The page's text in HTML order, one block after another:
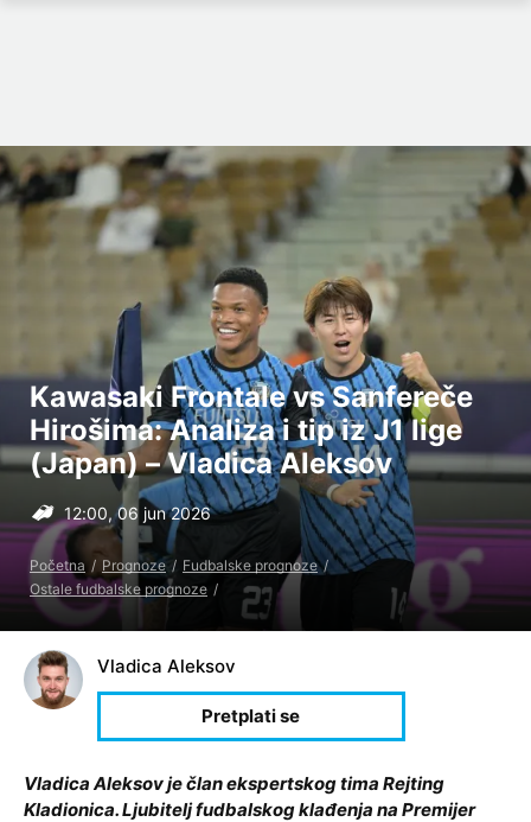
Kawasaki Frontale vs Sanfereče
Hirošima: Analiza i tip iz J1 lige
(Japan) – Vladica Aleksov
12:00, 06 jun 2026
Početna Prognoze
Fudbalske prognoze
Ostale fudbalske prognoze
Vladica Aleksov
Vladica Aleksov je član ekspertskog tima Rejting
Kladionica. Ljubitelj fudbalskog klađenja na Premijer